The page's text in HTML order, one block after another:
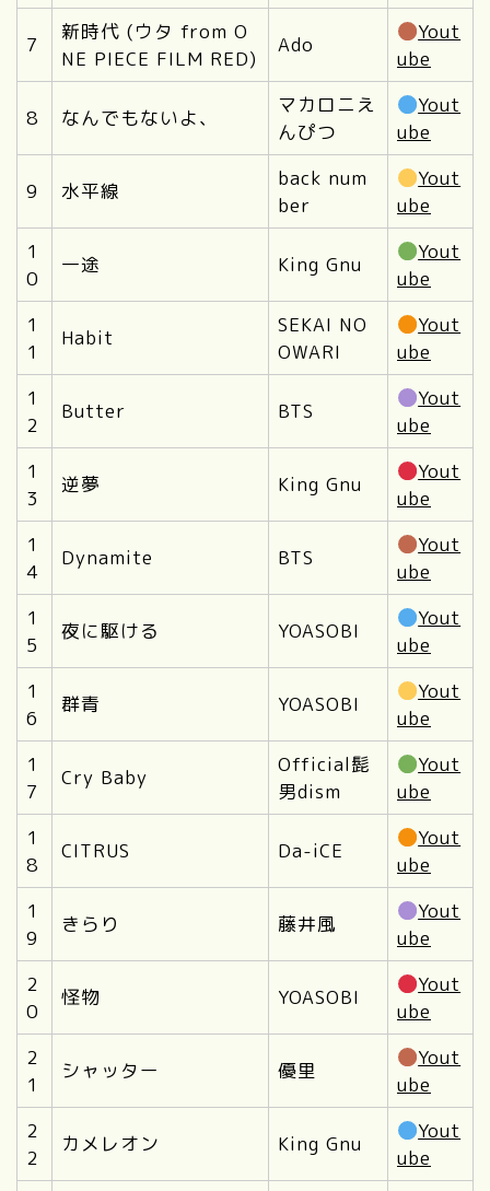
7
新時代 (ウタ from O
NE PIECE FILM RED)
Ado
Yout
ube
8 なんでもないよ、
マカロニえ
んぴつ
Yout
ube
9 水平線
back num
ber
Yout
ube
1
0
一途 King Gnu
Yout
ube
1
1
Habit
SEKAI NO
OWARI
Yout
ube
1
2
Butter BTS
Yout
ube
1
3
逆夢 King Gnu
Yout
ube
1
4
Dynamite BTS
Yout
ube
1
5
夜に駆ける YOASOBI
Yout
ube
1
6
群青 YOASOBI
Yout
ube
1
7
Cry Baby
Official髭
男dism
Yout
ube
1
8
CITRUS Da-iCE
Yout
ube
1
9
きらり 藤井風
Yout
ube
2
0
怪物 YOASOBI
Yout
ube
2
1
シャッター 優里
Yout
ube
2
2
カメレオン King Gnu
Yout
ube